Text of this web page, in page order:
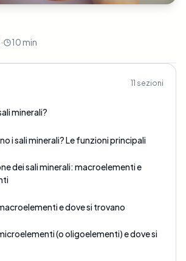
· 10min
11 sezioni
minerali?
i sali minerali? Le funzioni principali
dei sali minerali: macroelementi e
e dove si trovano
(o oligoelementi) e dove si